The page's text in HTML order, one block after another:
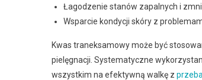
Łagodzenie stanów zapalnych i
Wsparcie kondycji skóry z
Kwas traneksamowy może być
pielęgnacji. Systematyczne
wszystkim na efektywną walkę z